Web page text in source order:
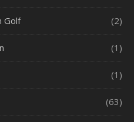
Golf (2)
(1)
(1)
(63)